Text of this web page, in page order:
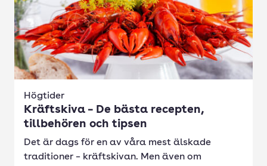
Högtider
Kräftskiva – De bästa recepten,
tillbehören och tipsen
Det är dags för en av våra mest älskade
traditioner – kräftskivan. Men även om